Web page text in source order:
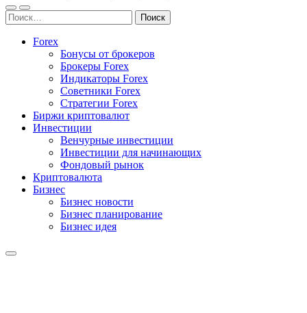
Найти:
Forex
Бонусы от брокеров
Брокеры Forex
Индикаторы Forex
Советники Forex
Стратегии Forex
Биржи криптовалют
Инвестиции
Венчурные инвестиции
Инвестиции для начинающих
Фондовый рынок
Криптовалюта
Бизнес
Бизнес новости
Бизнес планирование
Бизнес идея